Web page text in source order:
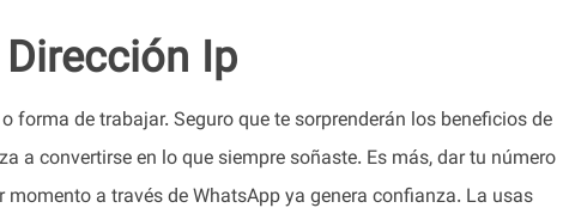
Ip
forma de trabajar. Seguro que te sorprenderán los beneficios de
a convertirse en lo que siempre soñaste. Es más, dar tu número
a través de WhatsApp ya genera confianza. La usas